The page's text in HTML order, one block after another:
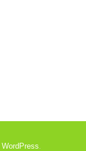
WordPress.